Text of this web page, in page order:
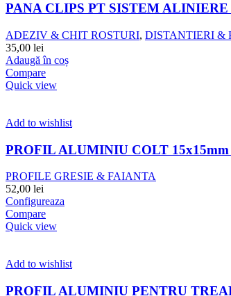
PANA CLIPS PT SISTEM
ADEZIV & CHIT ROSTURI, DISTANTIERI &
35,00 lei
Adaugă în coș
Compare
Quick view
Add to wishlist
PROFIL ALUMINIU COLT 15x15mm
PROFILE GRESIE & FAIANTA
52,00 lei
Configureaza
Compare
Quick view
Add to wishlist
PROFIL ALUMINIU PENTRU